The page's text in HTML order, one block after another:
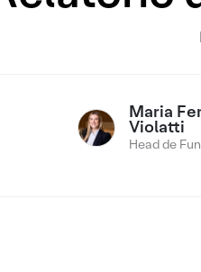
Maria
Violatti
Head de